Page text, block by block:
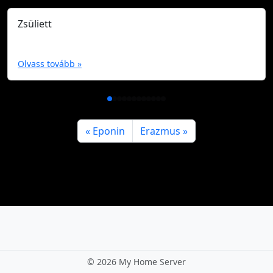
Zsüliett
Olvass tovább »
Eponin Erazmus
© 2026 My Home Server